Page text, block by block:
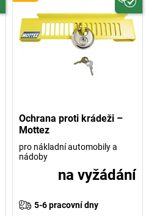
Ochrana proti krádeži –
Mottez
pro nákladní automobily a
nádoby
na vyžádání
5-6 pracovní dny